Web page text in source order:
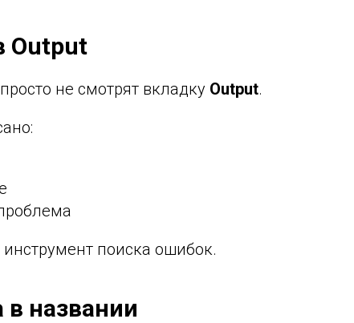
Output
не смотрят вкладку Output.
поиска ошибок.
в названии